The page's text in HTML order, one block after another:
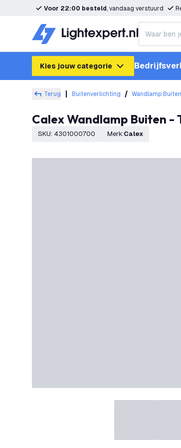
Voor 22:00 besteld, vandaag verstuurd
Kies jouw categorie
Terug Buitenverlichting Wandlamp Buiten
Calex Wandlamp Buiten
SKU: 4301000700 Merk: Calex